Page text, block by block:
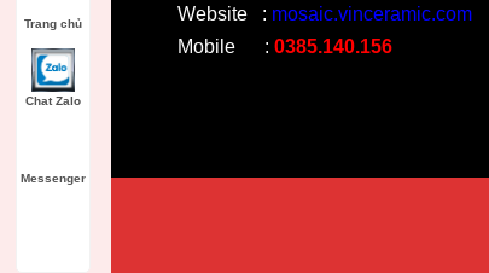
Website
: mosaic.vinceramic.com
Mobile
: 0385.140.156
Trang chủ
Chat Zalo
Messenger